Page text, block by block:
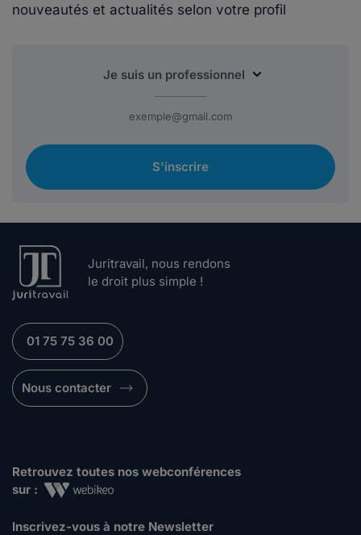
nouveautés et actualités selon votre profil
S'inscrire
Juritravail, nous rendons
le droit plus simple !
01 75 75 36 00
Nous contacter
Retrouvez toutes nos webconférences
sur :
Inscrivez-vous à notre Newsletter